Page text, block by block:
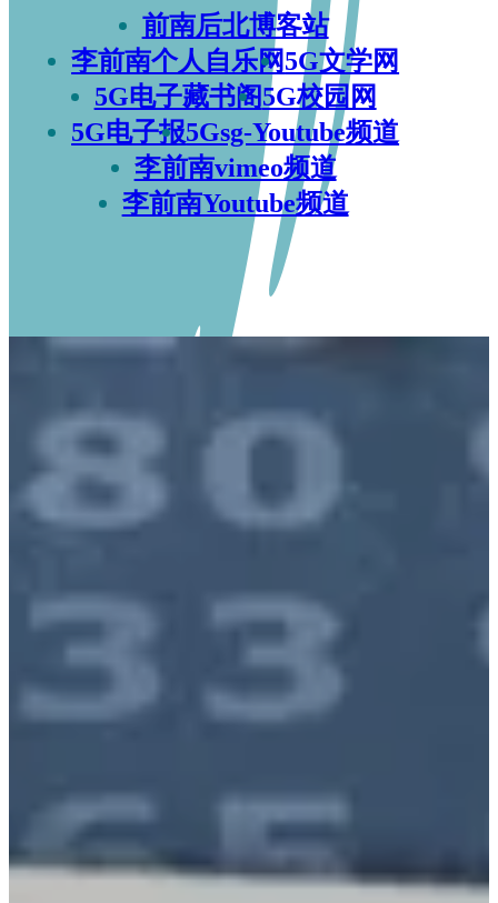
前南后北博客站
李前南个人自乐网5G文学网
5G电子藏书阁5G校园网
5G电子报5Gsg-Youtube频道
李前南vimeo频道
李前南Youtube频道